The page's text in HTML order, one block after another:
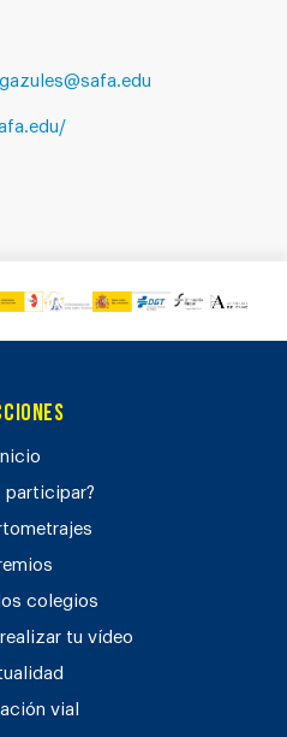
Inicio
participar?
colegios
tu vídeo
vial